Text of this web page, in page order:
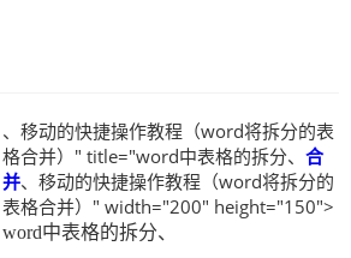
、移动的快捷操作教程（word将拆分的表
格合并）" title="word中表格的拆分、 合
并、移动的快捷操作教程（word将拆分的
表格合并）" width="200" height="150">
word中表格的拆分、